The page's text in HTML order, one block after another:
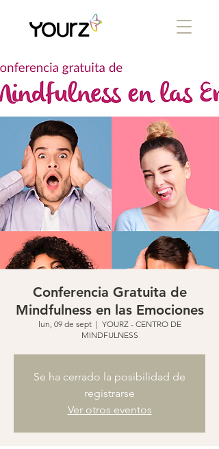
Conferencia Gratuita de
Mindfulness en las Emociones
lun, 09 de sept
  |
YOURZ - CENTRO DE
MINDFULNESS
Se ha cerrado la posibilidad de
registrarse
Ver otros eventos